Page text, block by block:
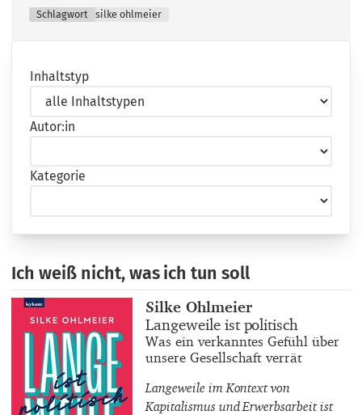
Schlagwort silke ohlmeier
Inhaltstyp
Autor:in
Kategorie
Ich weiß nicht, was ich tun soll
Buchautor_innen
Silke Ohlmeier
Buchtitel
Langeweile ist politisch
Buchuntertitel
Was ein verkanntes Gefühl über
unsere Gesellschaft verrät
Langeweile im Kontext von
Kapitalismus und Erwerbsarbeit ist